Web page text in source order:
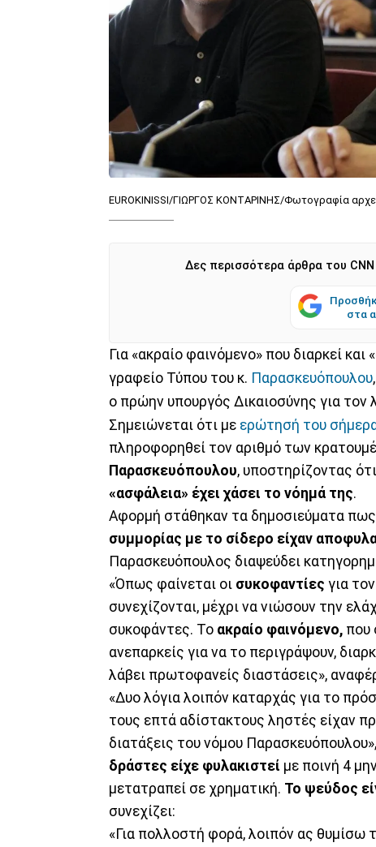
EUROKINISSI/ΓΙΩΡΓΟΣ ΚΟΝΤΑΡΙΝΗΣ/Φωτογραφία
Δες περισσότερα άρθρα του
στα
Για «ακραίο φαινόμενο» που διαρκεί
γραφείο Τύπου του κ. Παρασκευόπουλου
ο πρώην υπουργός Δικαιοσύνης για τον
Σημειώνεται ότι με ερώτησή του
πληροφορηθεί τον αριθμό των
Παρασκευόπουλου, υποστηρίζοντας ότι
«ασφάλεια» έχει χάσει το νόημά της.
Αφορμή στάθηκαν τα δημοσιεύματα πως
συμμορίας με το σίδερο είχαν
Παρασκευόπουλος διαψεύδει
«Όπως φαίνεται οι συκοφαντίες για
συνεχίζονται, μέχρι να νιώσουν την
συκοφάντες. Το ακραίο φαινόμενο, που
ανεπαρκείς για να το περιγράψουν,
λάβει πρωτοφανείς διαστάσεις»,
«Δυο λόγια λοιπόν καταρχάς για το
τους επτά αδίστακτους ληστές είχαν
διατάξεις του νόμου Παρασκευόπουλου»,
δράστες είχε φυλακιστεί με ποινή 4
μετατραπεί σε χρηματική. Το ψεύδος
συνεχίζει:
«Για πολλοστή φορά, λοιπόν ας θυμίσω